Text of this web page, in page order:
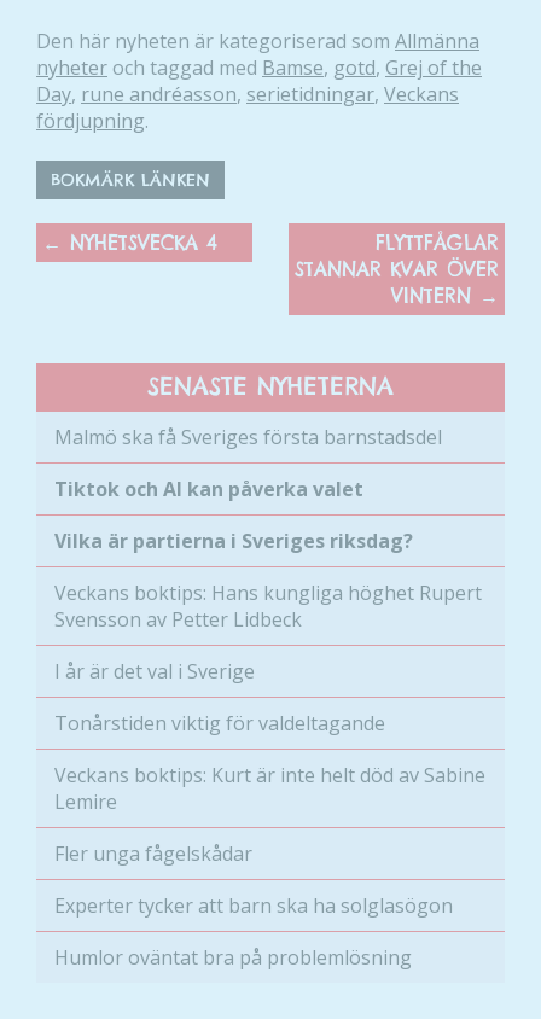
Den här nyheten är kategoriserad som Allmänna
nyheter och taggad med Bamse, gotd, Grej of the
Day, rune andréasson, serietidningar, Veckans
fördjupning.
BOKMÄRK LÄNKEN
← NYHETSVECKA 4
FLYTTFÅGLAR
STANNAR KVAR ÖVER
VINTERN →
SENASTE NYHETERNA
Malmö ska få Sveriges första barnstadsdel
Tiktok och AI kan påverka valet
Vilka är partierna i Sveriges riksdag?
Veckans boktips: Hans kungliga höghet Rupert
Svensson av Petter Lidbeck
I år är det val i Sverige
Tonårstiden viktig för valdeltagande
Veckans boktips: Kurt är inte helt död av Sabine
Lemire
Fler unga fågelskådar
Experter tycker att barn ska ha solglasögon
Humlor oväntat bra på problemlösning